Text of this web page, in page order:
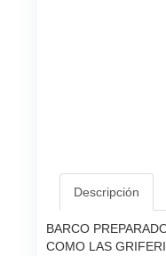
Descripción
BARCO
COMO LAS